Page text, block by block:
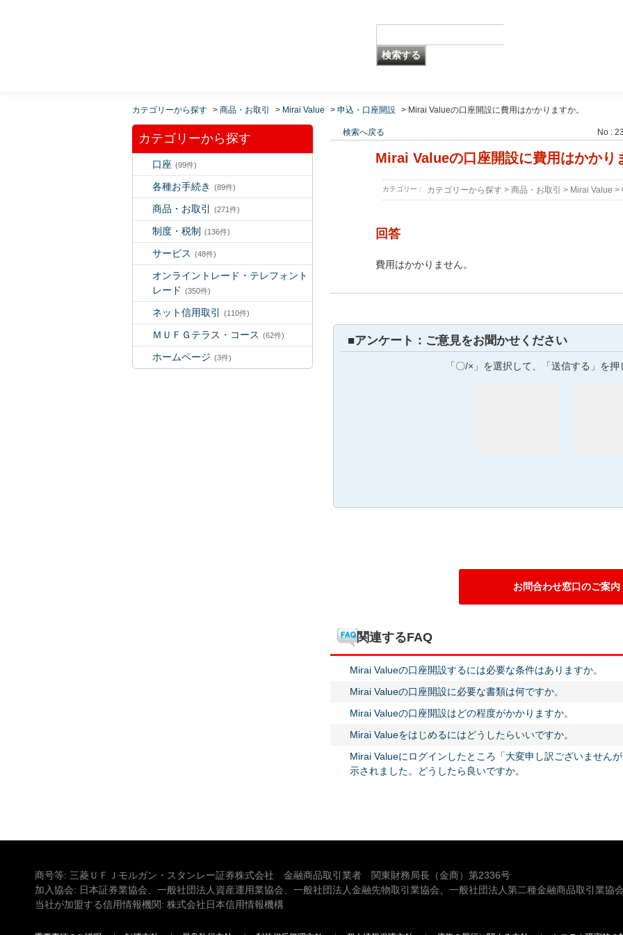
カテゴリーから探す > 商品・お取引 > Mirai Value > 申込・口座開設 > Mirai Valueの口座開設に費用はかかりますか。
カテゴリーから探す
口座 (99件)
各種お手続き (89件)
商品・お取引 (271件)
制度・税制 (136件)
サービス (48件)
オンライントレード・テレフォント
レード (350件)
ネット信用取引 (110件)
ＭＵＦＧテラス・コース (62件)
ホームページ (3件)
検索へ戻る No :
Mirai Valueの口座開設に費用はかかり
カテゴリー : カテゴリーから探す > 商品・お取引 > Mirai Value >
回答
費用はかかりません。
■アンケート：ご意見をお聞かせください
「〇/×」を選択して、「送信する」を押
お問合わせ窓口のご案内
関連するFAQ
Mirai Valueの口座開設するには必要な条件はありますか。
Mirai Valueの口座開設に必要な書類は何ですか。
Mirai Valueの口座開設はどの程度がかかりますか。
Mirai Valueをはじめるにはどうしたらいいですか。
Mirai Valueにログインしたところ「大変申し訳ございません
示されました。どうしたら良いですか。
商号等: 三菱ＵＦＪモルガン・スタンレー証券株式会社 金融商品取引業者 関東財務局長（金商）第2336号
加入協会: 日本証券業協会、一般社団法人資産運用業協会、一般社団法人金融先物取引業協会、一般社団法人第二種金融商品取引業協
当社が加盟する信用情報機関: 株式会社日本信用情報機構